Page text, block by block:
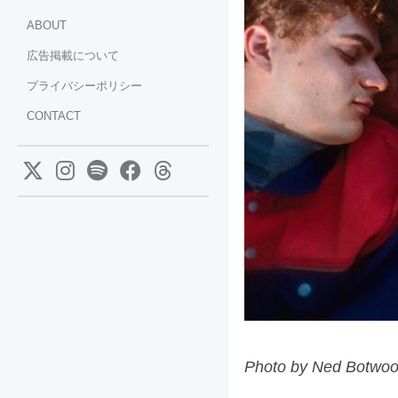
ABOUT
広告掲載について
プライバシーポリシー
CONTACT
Photo by Ned